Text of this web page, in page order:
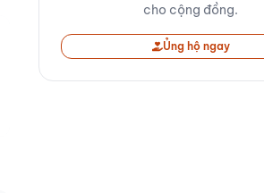
cho cộng đồng.
Ủng hộ ngay